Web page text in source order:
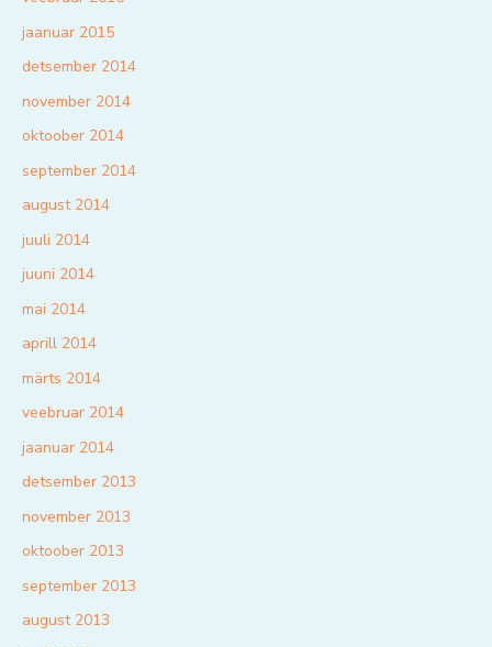
jaanuar 2015
detsember 2014
november 2014
oktoober 2014
september 2014
august 2014
juuli 2014
juuni 2014
mai 2014
aprill 2014
märts 2014
veebruar 2014
jaanuar 2014
detsember 2013
november 2013
oktoober 2013
september 2013
august 2013